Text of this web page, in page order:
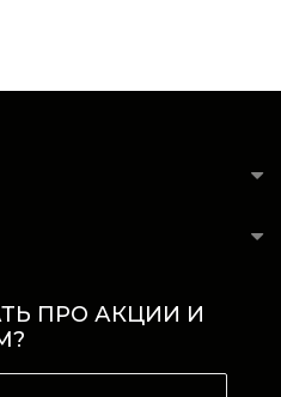
ПРО АКЦИИ И